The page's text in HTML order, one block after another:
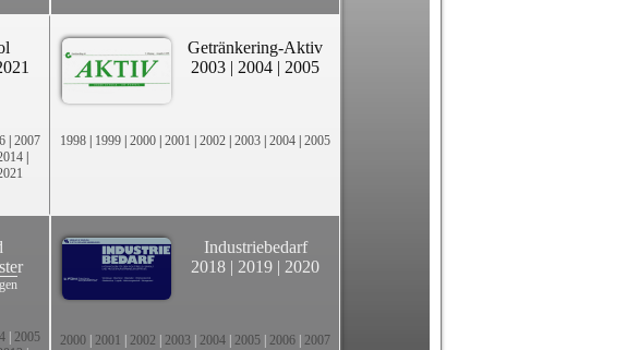
| 2007
|
Getränkering-Aktiv
2003 | 2004 | 2005
1998 | 1999 | 2000 | 2001 | 2002 | 2003 | 2004 | 2005
2005
Industriebedarf
2018 | 2019 | 2020
2000 2001 2002 2003 2004 2005 2006 2007